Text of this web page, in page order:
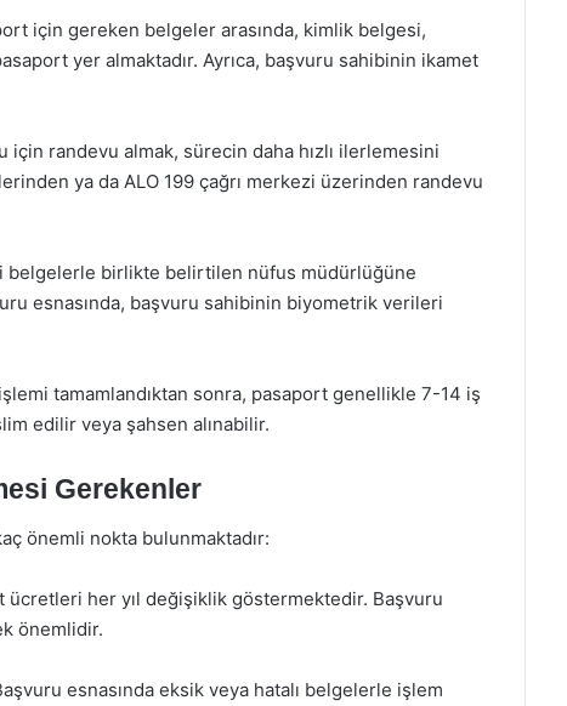
için gereken belgeler arasında, kimlik belgesi,
yer almaktadır. Ayrıca, başvuru sahibinin ikamet
randevu almak, sürecin daha hızlı ilerlemesini
ya da ALO 199 çağrı merkezi üzerinden randevu
birlikte belirtilen nüfus müdürlüğüne
esnasında, başvuru sahibinin biyometrik verileri
tamamlandıktan sonra, pasaport genellikle 7-14 iş
edilir veya şahsen alınabilir.
Gerekenler
önemli nokta bulunmaktadır:
her yıl değişiklik göstermektedir. Başvuru
önemlidir.
esnasında eksik veya hatalı belgelerle işlem